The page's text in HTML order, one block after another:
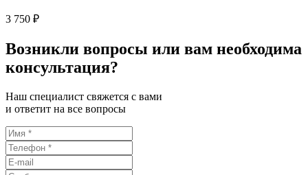
3 750 ₽
Возникли вопросы или вам необходима
консультация?
Наш специалист свяжется с вами
и ответит на все вопросы